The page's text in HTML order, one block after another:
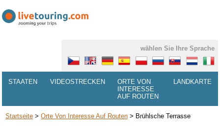
wählen Sie Ihre Sprache
STAATEN VIDEOSTRECKEN
ORTE VON
INTERESSE
AUF ROUTEN
LANDKARTE
Startseite> Orte Von Interesse Auf Routen> Brühlsche Terrasse